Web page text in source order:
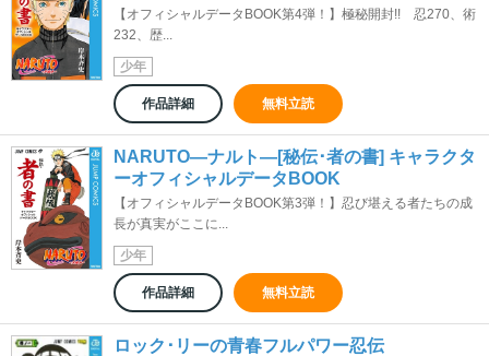
【オフィシャルデータBOOK第4弾！】極秘開封!! 忍270、術
232、歴...
少年
作品詳細 無料立読
NARUTO―ナルト―[秘伝･者の書] キャラクタ
ーオフィシャルデータBOOK
【オフィシャルデータBOOK第3弾！】忍び堪える者たちの成
長が真実がここに...
少年
作品詳細 無料立読
ロック･リーの青春フルパワー忍伝